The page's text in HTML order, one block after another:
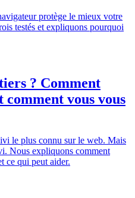
protège le mieux votre
testés et expliquons pourquoi
? Comment
vous vous
le plus connu sur le web. Mais
Nous expliquons comment
ce qui peut aider.